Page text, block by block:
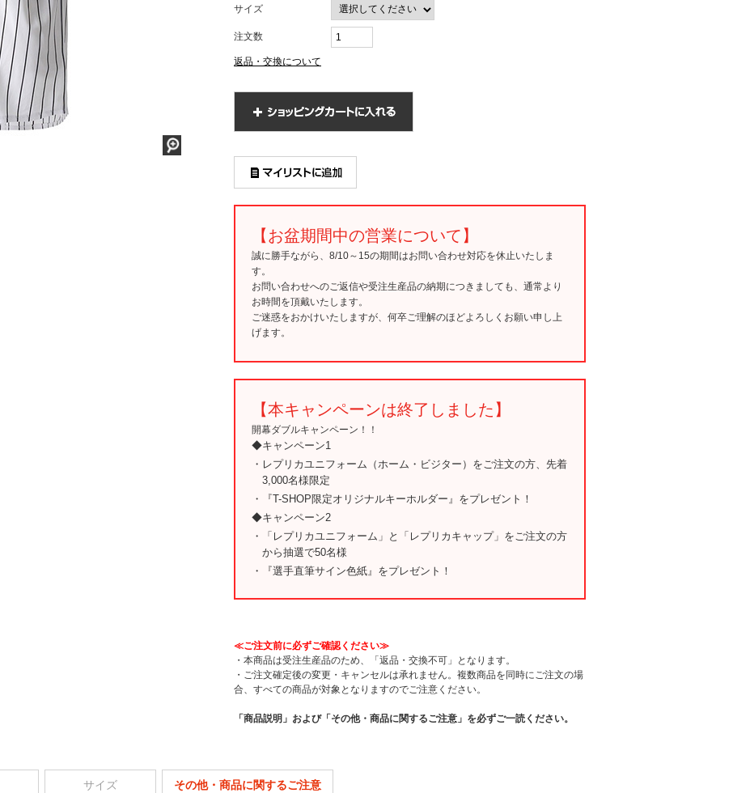
サイズ
注文数
返品・交換について
【お盆期間中の営業について】
誠に勝手ながら、8/10～15の期間はお問い合わせ対応を休止いたしま
す。
お問い合わせへのご返信や受注生産品の納期につきましても、通常より
お時間を頂戴いたします。
ご迷惑をおかけいたしますが、何卒ご理解のほどよろしくお願い申し上
げます。
【本キャンペーンは終了しました】
開幕ダブルキャンペーン！！
◆キャンペーン1
・レプリカユニフォーム（ホーム・ビジター）をご注文の方、先着
3,000名様限定
・『T-SHOP限定オリジナルキーホルダー』をプレゼント！
◆キャンペーン2
・「レプリカユニフォーム」と「レプリカキャップ」をご注文の方
から抽選で50名様
・『選手直筆サイン色紙』をプレゼント！
≪ご注文前に必ずご確認ください≫
・本商品は受注生産品のため、「返品・交換不可」となります。
・ご注文確定後の変更・キャンセルは承れません。複数商品を同時にご注文の場
合、すべての商品が対象となりますのでご注意ください。
「商品説明」および「その他・商品に関するご注意」を必ずご一読ください。
サイズ その他・商品に関するご注意